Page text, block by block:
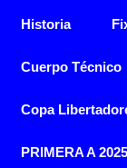
Historia
Cuerpo Técnico
Copa
PRIMERA A 2025